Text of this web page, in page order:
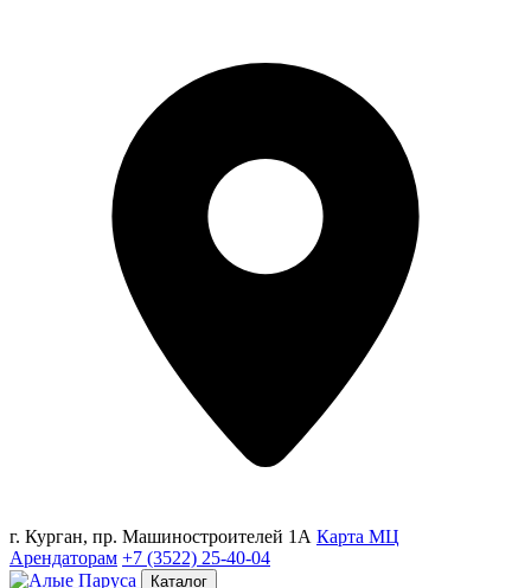
г. Курган, пр. Машиностроителей 1А Карта МЦ
Арендаторам +7 (3522) 25-40-04
Каталог